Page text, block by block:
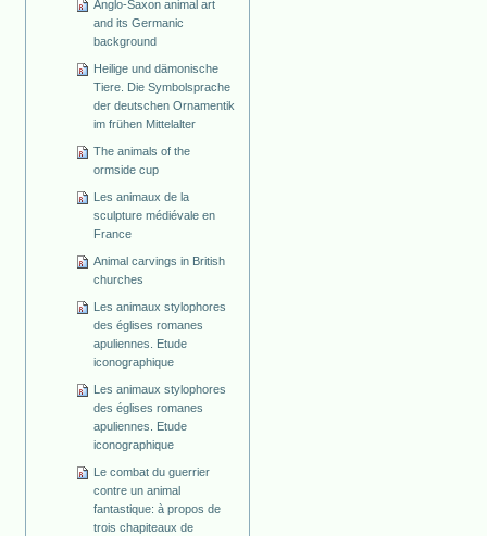
Anglo-Saxon animal art
and its Germanic
background
Heilige und dämonische
Tiere. Die Symbolsprache
der deutschen Ornamentik
im frühen Mittelalter
The animals of the
ormside cup
Les animaux de la
sculpture médiévale en
France
Animal carvings in British
churches
Les animaux stylophores
des églises romanes
apuliennes. Etude
iconographique
Les animaux stylophores
des églises romanes
apuliennes. Etude
iconographique
Le combat du guerrier
contre un animal
fantastique: à propos de
trois chapiteaux de